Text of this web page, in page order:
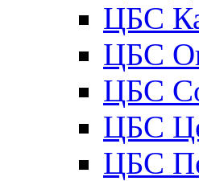
ЦБС
ЦБС
ЦБС
ЦБС
ЦБС